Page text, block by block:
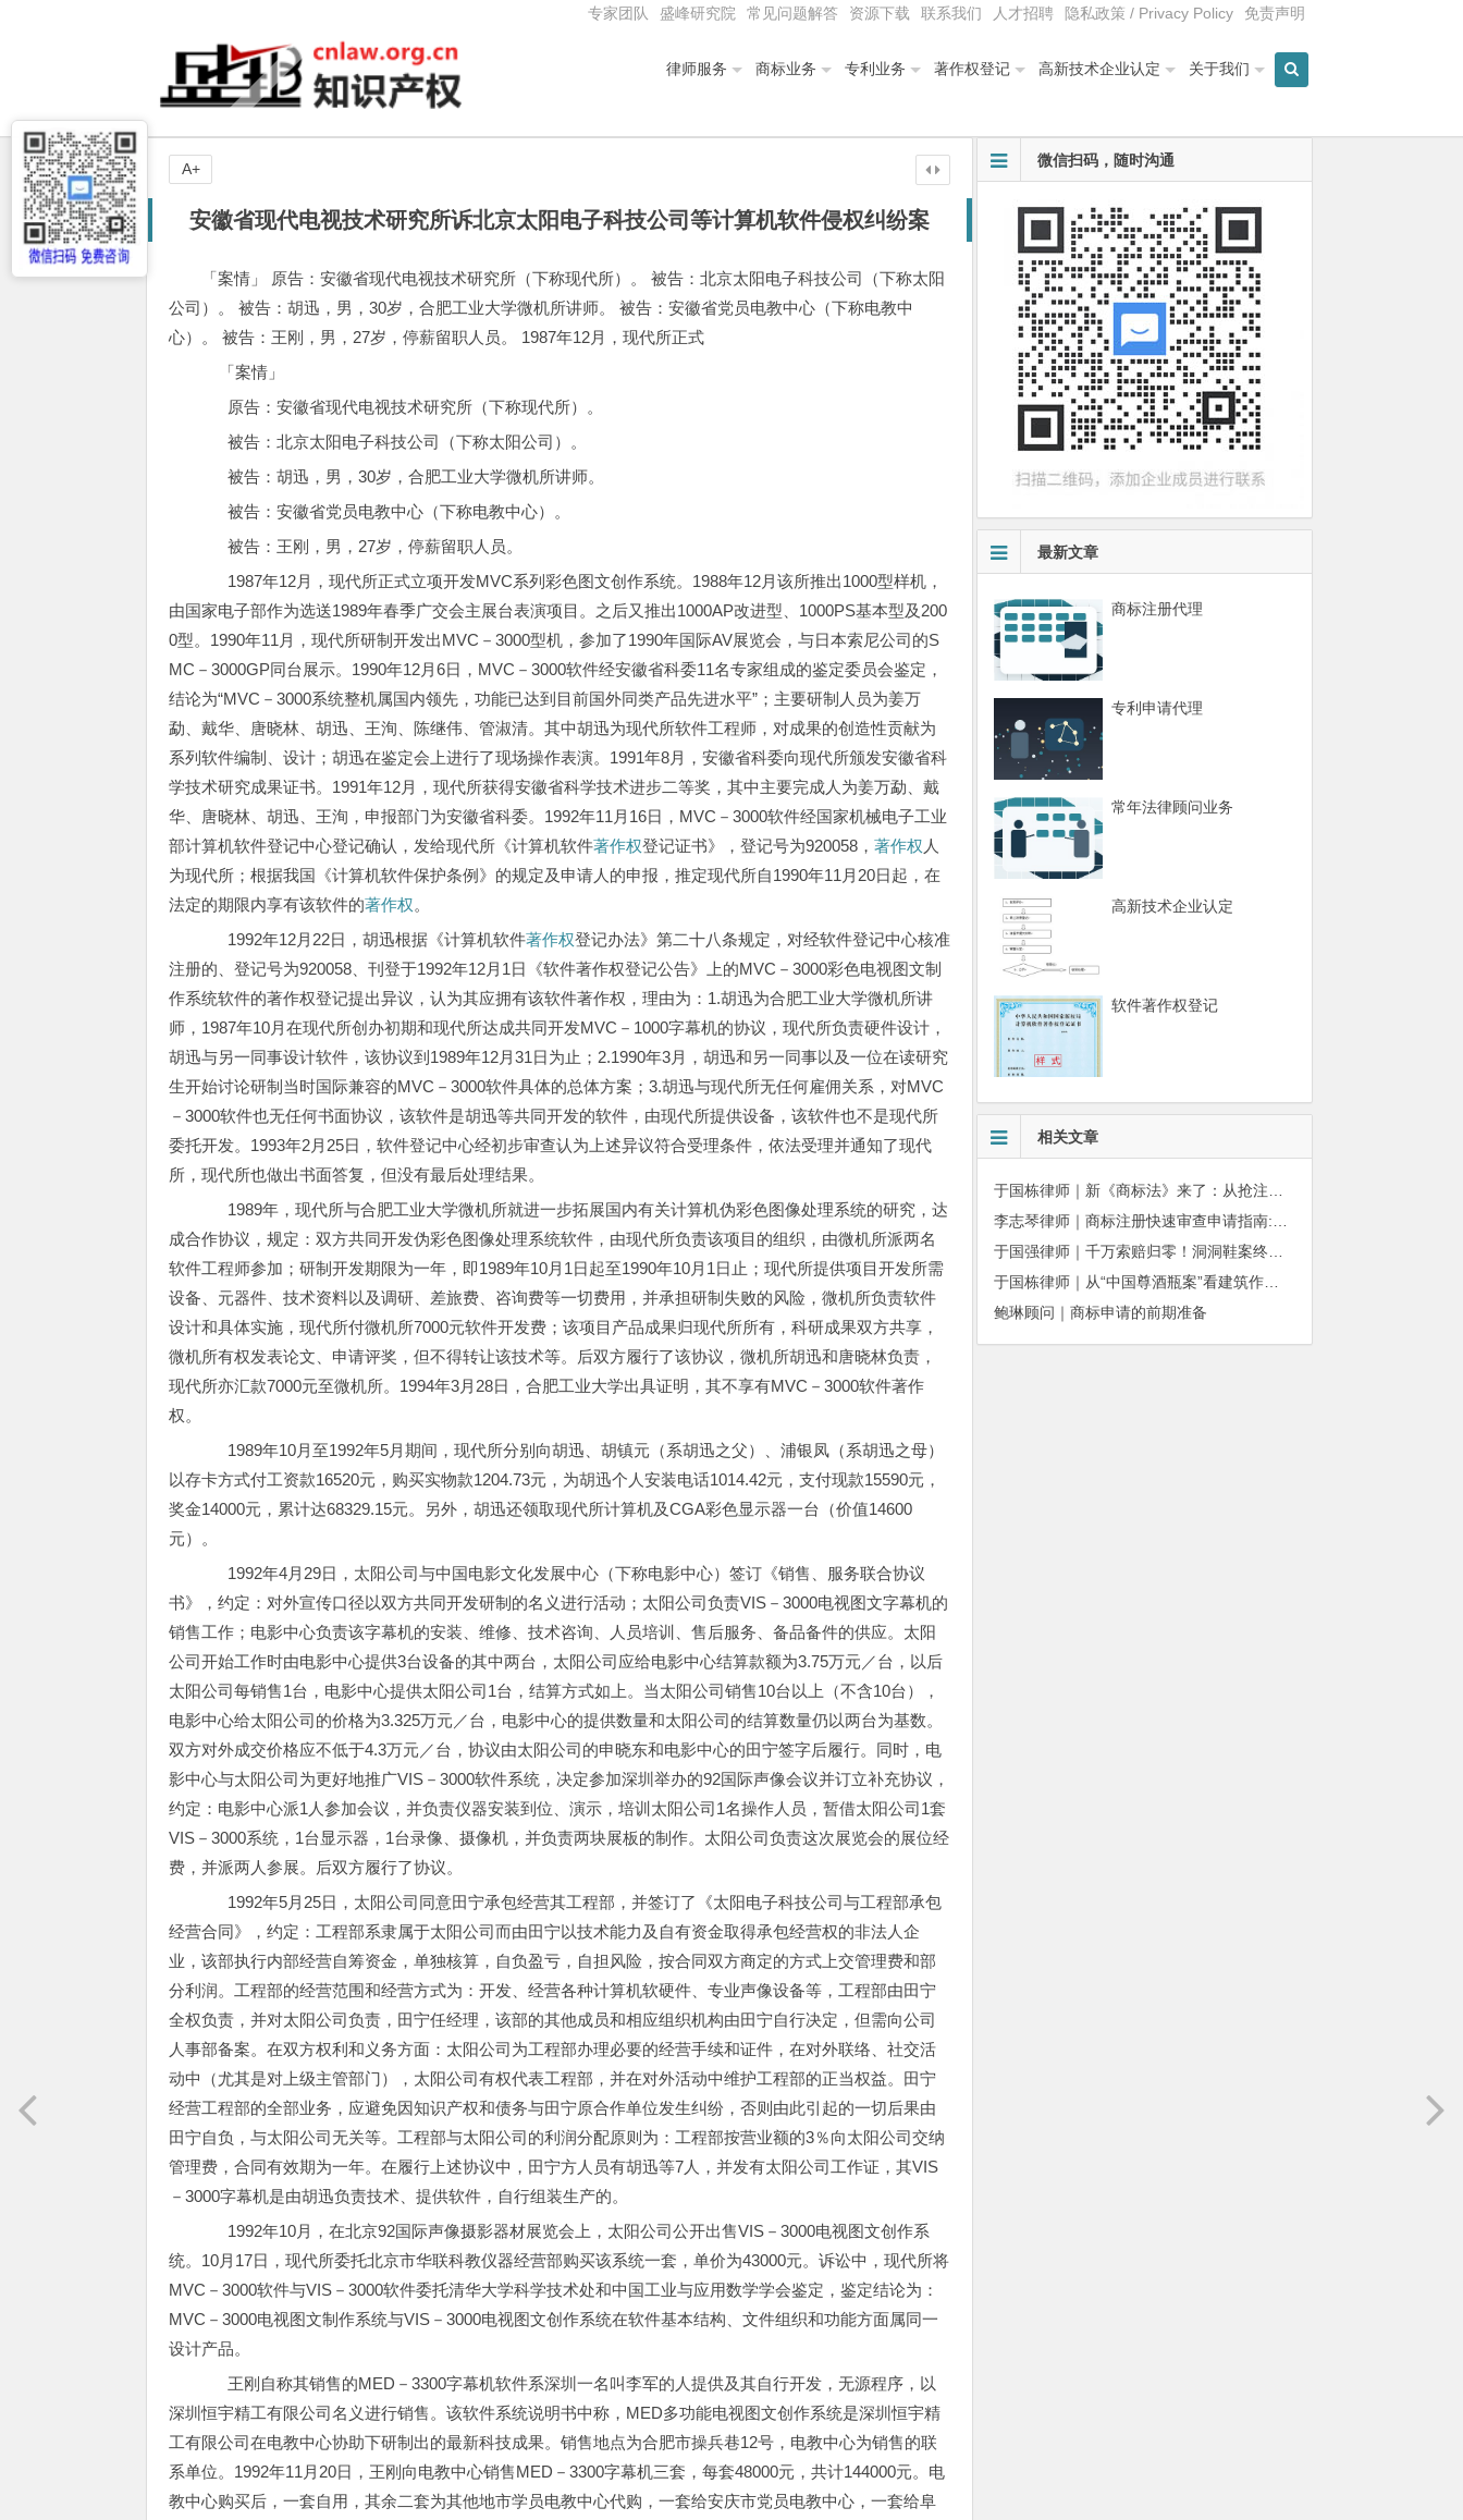
专家团队 盛峰研究院 常见问题解答 资源下载 联系我们 人才招聘 隐私政策 / Privacy Policy 免责声明
律师服务 商标业务 专利业务 著作权登记 高新技术企业认定 关于我们
安徽省现代电视技术研究所诉北京太阳电子科技公司等计算机软件侵权纠纷案
「案情」 原告：安徽省现代电视技术研究所（下称现代所）。 被告：北京太阳电子科技公司（下称太阳
公司）。 被告：胡迅，男，30岁，合肥工业大学微机所讲师。 被告：安徽省党员电教中心（下称电教中
心）。 被告：王刚，男，27岁，停薪留职人员。 1987年12月，现代所正式
「案情」
原告：安徽省现代电视技术研究所（下称现代所）。
被告：北京太阳电子科技公司（下称太阳公司）。
被告：胡迅，男，30岁，合肥工业大学微机所讲师。
被告：安徽省党员电教中心（下称电教中心）。
被告：王刚，男，27岁，停薪留职人员。
1987年12月，现代所正式立项开发MVC系列彩色图文创作系统。1988年12月该所推出1000型样机，
由国家电子部作为选送1989年春季广交会主展台表演项目。之后又推出1000AP改进型、1000PS基本型及200
0型。1990年11月，现代所研制开发出MVC－3000型机，参加了1990年国际AV展览会，与日本索尼公司的S
MC－3000GP同台展示。1990年12月6日，MVC－3000软件经安徽省科委11名专家组成的鉴定委员会鉴定，
结论为“MVC－3000系统整机属国内领先，功能已达到目前国外同类产品先进水平”；主要研制人员为姜万
勐、戴华、唐晓林、胡迅、王洵、陈继伟、管淑清。其中胡迅为现代所软件工程师，对成果的创造性贡献为
系列软件编制、设计；胡迅在鉴定会上进行了现场操作表演。1991年8月，安徽省科委向现代所颁发安徽省科
学技术研究成果证书。1991年12月，现代所获得安徽省科学技术进步二等奖，其中主要完成人为姜万勐、戴
华、唐晓林、胡迅、王洵，申报部门为安徽省科委。1992年11月16日，MVC－3000软件经国家机械电子工业
部计算机软件登记中心登记确认，发给现代所《计算机软件著作权登记证书》，登记号为920058，著作权 人
为现代所；根据我国《计算机软件保护条例》的规定及申请人的申报，推定现代所自1990年11月20日起，在
法定的期限内享有该软件的著作权。
1992年12月22日，胡迅根据《计算机软件著作权登记办法》第二十八条规定，对经软件登记中心核准
注册的、登记号为920058、刊登于1992年12月1日《软件著作权登记公告》上的MVC－3000彩色电视图文制
作系统软件的著作权登记提出异议，认为其应拥有该软件著作权，理由为：1.胡迅为合肥工业大学微机所讲
师，1987年10月在现代所创办初期和现代所达成共同开发MVC－1000字幕机的协议，现代所负责硬件设计，
胡迅与另一同事设计软件，该协议到1989年12月31日为止；2.1990年3月，胡迅和另一同事以及一位在读研究
生开始讨论研制当时国际兼容的MVC－3000软件具体的总体方案；3.胡迅与现代所无任何雇佣关系，对MVC
－3000软件也无任何书面协议，该软件是胡迅等共同开发的软件，由现代所提供设备，该软件也不是现代所
委托开发。1993年2月25日，软件登记中心经初步审查认为上述异议符合受理条件，依法受理并通知了现代
所，现代所也做出书面答复，但没有最后处理结果。
1989年，现代所与合肥工业大学微机所就进一步拓展国内有关计算机伪彩色图像处理系统的研究，达
成合作协议，规定：双方共同开发伪彩色图像处理系统软件，由现代所负责该项目的组织，由微机所派两名
软件工程师参加；研制开发期限为一年，即1989年10月1日起至1990年10月1日止；现代所提供项目开发所需
设备、元器件、技术资料以及调研、差旅费、咨询费等一切费用，并承担研制失败的风险，微机所负责软件
设计和具体实施，现代所付微机所7000元软件开发费；该项目产品成果归现代所所有，科研成果双方共享，
微机所有权发表论文、申请评奖，但不得转让该技术等。后双方履行了该协议，微机所胡迅和唐晓林负责，
现代所亦汇款7000元至微机所。1994年3月28日，合肥工业大学出具证明，其不享有MVC－3000软件著作
权。
1989年10月至1992年5月期间，现代所分别向胡迅、胡镇元（系胡迅之父）、浦银凤（系胡迅之母）
以存卡方式付工资款16520元，购买实物款1204.73元，为胡迅个人安装电话1014.42元，支付现款15590元，
奖金14000元，累计达68329.15元。另外，胡迅还领取现代所计算机及CGA彩色显示器一台（价值14600
元）。
1992年4月29日，太阳公司与中国电影文化发展中心（下称电影中心）签订《销售、服务联合协议
书》，约定：对外宣传口径以双方共同开发研制的名义进行活动；太阳公司负责VIS－3000电视图文字幕机的
销售工作；电影中心负责该字幕机的安装、维修、技术咨询、人员培训、售后服务、备品备件的供应。太阳
公司开始工作时由电影中心提供3台设备的其中两台，太阳公司应给电影中心结算款额为3.75万元／台，以后
太阳公司每销售1台，电影中心提供太阳公司1台，结算方式如上。当太阳公司销售10台以上（不含10台），
电影中心给太阳公司的价格为3.325万元／台，电影中心的提供数量和太阳公司的结算数量仍以两台为基数。
双方对外成交价格应不低于4.3万元／台，协议由太阳公司的申晓东和电影中心的田宁签字后履行。同时，电
影中心与太阳公司为更好地推广VIS－3000软件系统，决定参加深圳举办的92国际声像会议并订立补充协议，
约定：电影中心派1人参加会议，并负责仪器安装到位、演示，培训太阳公司1名操作人员，暂借太阳公司1套
VIS－3000系统，1台显示器，1台录像、摄像机，并负责两块展板的制作。太阳公司负责这次展览会的展位经
费，并派两人参展。后双方履行了协议。
1992年5月25日，太阳公司同意田宁承包经营其工程部，并签订了《太阳电子科技公司与工程部承包
经营合同》，约定：工程部系隶属于太阳公司而由田宁以技术能力及自有资金取得承包经营权的非法人企
业，该部执行内部经营自筹资金，单独核算，自负盈亏，自担风险，按合同双方商定的方式上交管理费和部
分利润。工程部的经营范围和经营方式为：开发、经营各种计算机软硬件、专业声像设备等，工程部由田宁
全权负责，并对太阳公司负责，田宁任经理，该部的其他成员和相应组织机构由田宁自行决定，但需向公司
人事部备案。在双方权利和义务方面：太阳公司为工程部办理必要的经营手续和证件，在对外联络、社交活
动中（尤其是对上级主管部门），太阳公司有权代表工程部，并在对外活动中维护工程部的正当权益。田宁
经营工程部的全部业务，应避免因知识产权和债务与田宁原合作单位发生纠纷，否则由此引起的一切后果由
田宁自负，与太阳公司无关等。工程部与太阳公司的利润分配原则为：工程部按营业额的3％向太阳公司交纳
管理费，合同有效期为一年。在履行上述协议中，田宁方人员有胡迅等7人，并发有太阳公司工作证，其VIS
－3000字幕机是由胡迅负责技术、提供软件，自行组装生产的。
1992年10月，在北京92国际声像摄影器材展览会上，太阳公司公开出售VIS－3000电视图文创作系
统。10月17日，现代所委托北京市华联科教仪器经营部购买该系统一套，单价为43000元。诉讼中，现代所将
MVC－3000软件与VIS－3000软件委托清华大学科学技术处和中国工业与应用数学学会鉴定，鉴定结论为：
MVC－3000电视图文制作系统与VIS－3000电视图文创作系统在软件基本结构、文件组织和功能方面属同一
设计产品。
王刚自称其销售的MED－3300字幕机软件系深圳一名叫李军的人提供及其自行开发，无源程序，以
深圳恒宇精工有限公司名义进行销售。该软件系统说明书中称，MED多功能电视图文创作系统是深圳恒宇精
工有限公司在电教中心协助下研制出的最新科技成果。销售地点为合肥市操兵巷12号，电教中心为销售的联
系单位。1992年11月20日，王刚向电教中心销售MED－3300字幕机三套，每套48000元，共计144000元。电
教中心购买后，一套自用，其余二套为其他地市学员电教中心代购，一套给安庆市党员电教中心，一套给阜
A+ 微信扫码，随时沟通
最新文章
商标注册代理
专利申请代理
常年法律顾问业务
高新技术企业认定
软件著作权登记
相关文章
于国栋律师｜从“中国尊酒瓶案”看建筑作品著作权保护的司法边界与商用合规
鲍琳顾问｜商标申请的前期准备